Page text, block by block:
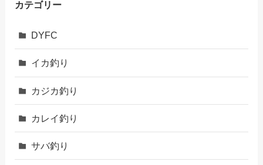
カテゴリー
DYFC
イカ釣り
カジカ釣り
カレイ釣り
サバ釣り